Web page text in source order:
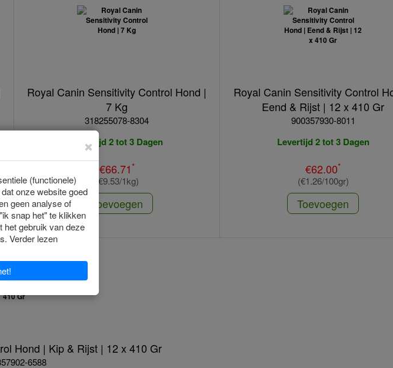
Royal Canin Sensitivity Control Hond |
7 Kg
318255078-8304
Levertijd 2 tot 3 Dagen
€66.71*
(€9.53/1kg)
Toevoegen
Royal Canin Sensitivity Control
Eend & Rijst | 12 x 410 Gr
900357930-8011
Levertijd 2 tot 3 Dagen
€62.00*
(€1.26/100gr)
Toevoegen
Hond | Kip & Rijst | 12 x 410 Gr
6588